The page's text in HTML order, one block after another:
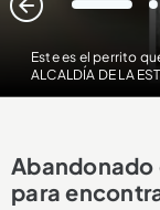
Este es el perrito
ALCALDÍA DE LA
1 2
Abandonado
para